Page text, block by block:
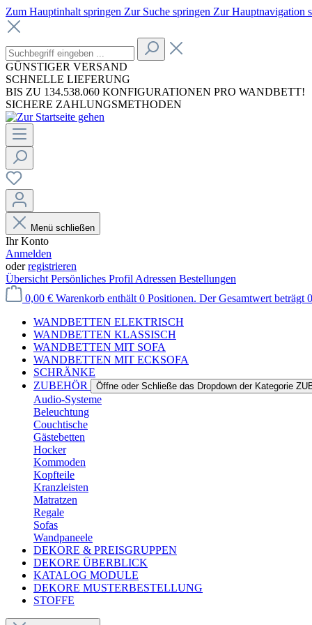
Zum Hauptinhalt springen Zur Suche springen Zur Hauptnavigation
GÜNSTIGER VERSAND
SCHNELLE LIEFERUNG
BIS ZU 134.538.060 KONFIGURATIONEN PRO WANDBETT!
SICHERE ZAHLUNGSMETHODEN
Menü schließen
Ihr Konto
Anmelden
oderregistrieren
Übersicht Persönliches Profil Adressen Bestellungen
0,00 € Warenkorb enthält 0 Positionen. Der Gesamtwert beträgt
WANDBETTEN ELEKTRISCH
WANDBETTEN KLASSISCH
WANDBETTEN MIT SOFA
WANDBETTEN MIT ECKSOFA
SCHRÄNKE
ZUBEHÖR
Öffne oder Schließe das Dropdown der Kategorie
Audio-Systeme
Beleuchtung
Couchtische
Gästebetten
Hocker
Kommoden
Kopfteile
Kranzleisten
Matratzen
Regale
Sofas
Wandpaneele
DEKORE & PREISGRUPPEN
DEKORE ÜBERBLICK
KATALOG MODULE
DEKORE MUSTERBESTELLUNG
STOFFE